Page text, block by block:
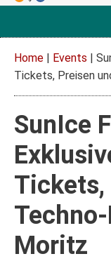
Home | Events |
Tickets, Preisen
SunIce
Tickets,
Moritz